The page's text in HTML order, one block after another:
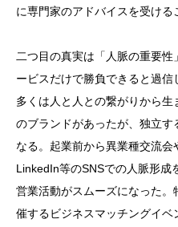
に専門家のアドバイスを受ける
二つ目の真実は「人脈の重要
ービスだけで勝負できると過
多くは人と人との繋がりから
のブランドがあったが、独立
なる。起業前から異業種交流会
LinkedIn等のSNSでの人脈形成
営業活動がスムーズになった
催するビジネスマッチングイ